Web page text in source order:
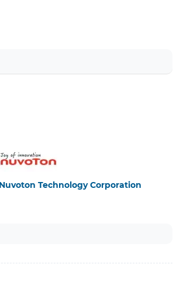
Nuvoton Technology Corporation